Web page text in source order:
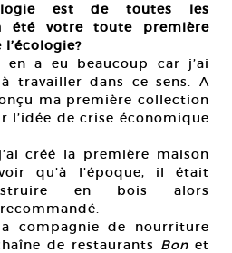
est de toutes les
été votre toute première
a eu beaucoup car j’ai
travailler dans ce sens. A
ma première collection
l’idée de crise économique
créé la première maison
qu’à l’époque, il était
en bois alors
compagnie de nourriture
de restaurants Bon et